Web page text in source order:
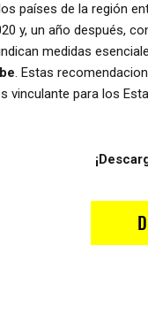
países de la región
y, un año después,
medidas
. Estas
vinculante para los